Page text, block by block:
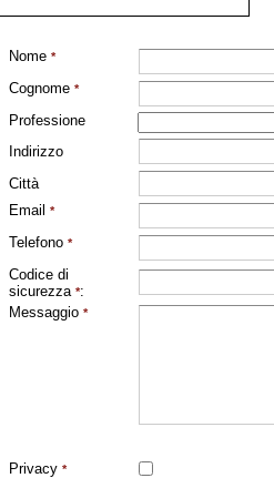
Nome *
Cognome *
Professione
Indirizzo
Città
Email
*
Telefono *
Codice di
sicurezza *:
Messaggio *
Privacy *